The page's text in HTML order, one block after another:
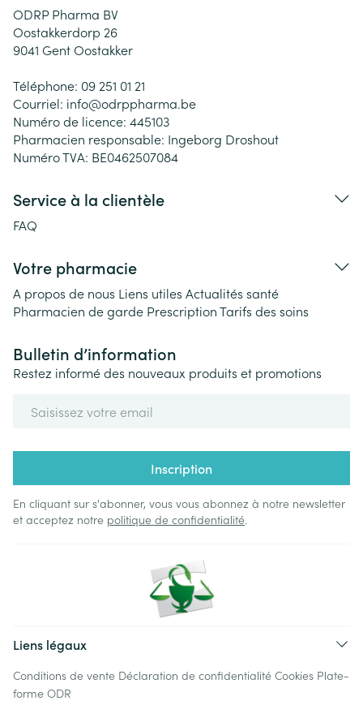
ODRP Pharma BV
Oostakkerdorp 26
9041 Gent Oostakker
Téléphone: 09 251 01 21
Courriel: info@odrppharma.be
Numéro de licence: 445103
Pharmacien responsable: Ingeborg Droshout
Numéro TVA: BE0462507084
Service à la clientèle
FAQ
Votre pharmacie
A propos de nous Liens utiles Actualités santé
Pharmacien de garde PrescriptionTarifs des soins
Bulletin d’information
Restez informé des nouveaux produits et promotions
Inscription
En cliquant sur s'abonner, vous vous abonnez à notre newsletter
et acceptez notre politique de confidentialité.
Liens légaux
Conditions de vente Déclaration de confidentialité Cookies Plate-
forme ODR